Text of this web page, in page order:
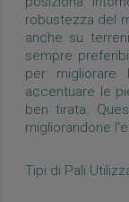
robustezza del
anche su
sempre
per
accentuare le
ben tirata.
migliorandone
Tipi di Pali